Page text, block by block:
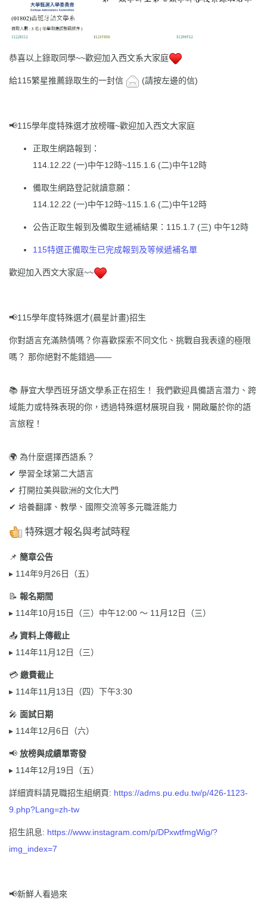
恭喜以上錄取同學~~歡迎加入西文系大家庭
給115繁星推薦錄取生的一封信 (請按左邊的信)
📢115學年度特殊選才放榜囉~歡迎加入西文大家庭
正取生網路報到：
114.12.22 (一)中午12時~115.1.6 (二)中午12時
備取生網路登記就讀意願：
114.12.22 (一)中午12時~115.1.6 (二)中午12時
公告正取生報到及備取生遞補結果：115.1.7 (三) 中午12時
115特選正備取生已完成報到及等候遞補名單
歡迎加入西文大家庭~~
📢115學年度特殊選才(晨星計畫)招生
你對語言充滿熱情嗎？你喜歡探索不同文化、挑戰自我表達的極限
嗎？ 那你絕對不能錯過——
📚 靜宜大學西班牙語文學系正在招生！ 我們歡迎具備語言潛力、跨
域能力或特殊表現的你，透過特殊選材展現自我，開啟屬於你的語
言旅程！
🌍 為什麼選擇西語系？
✔ 學習全球第二大語言
✔ 打開拉美與歐洲的文化大門
✔ 培養翻譯、教學、國際交流等多元職涯能力
特殊選才報名與考試時程
📌 簡章公告
▸ 114年9月26日（五）
📝 報名期間
▸ 114年10月15日（三）中午12:00 ～ 11月12日（三）
📤 資料上傳截止
▸ 114年11月12日（三）
💳 繳費截止
▸ 114年11月13日（四）下午3:30
🎤 面試日期
▸ 114年12月6日（六）
📢 放榜與成績單寄發
▸ 114年12月19日（五）
詳細資料請見職招生組網頁: https://adms.pu.edu.tw/p/426-1123-
9.php?Lang=zh-tw
招生訊息: https://www.instagram.com/p/DPxwtfmgWig/?
img_index=7
📢新鮮人看過來